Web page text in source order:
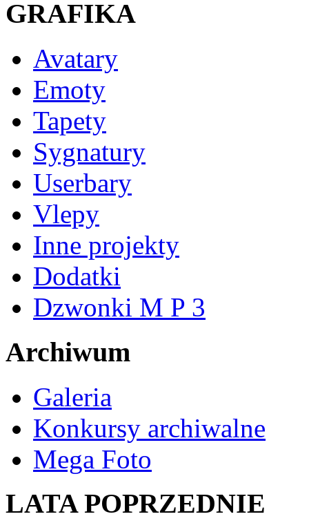
GRAFIKA
Avatary
Emoty
Tapety
Sygnatury
Userbary
Vlepy
Inne projekty
Dodatki
Dzwonki M P 3
Archiwum
Galeria
Konkursy archiwalne
Mega Foto
LATA POPRZEDNIE